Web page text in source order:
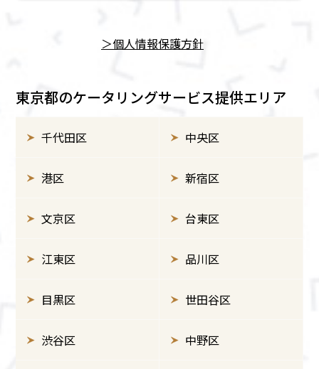
＞個⼈情報保護方針
東京都のケータリングサービス提供エリア
千代田区 中央区
港区 新宿区
文京区 台東区
江東区 品川区
目黒区 世田谷区
渋谷区 中野区